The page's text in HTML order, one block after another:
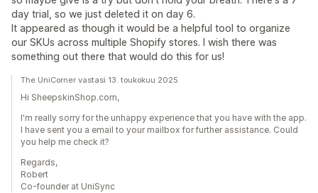
day trial, so we just deleted it on day 6.
It appeared as though it would be a helpful tool to organize
our SKUs across multiple Shopify stores. I wish there was
something out there that would do this for us!
The UniCorner vastasi 13. toukokuu 2025
Hi SheepskinShop.com,
I'm really sorry for the unhappy experience that you have with the app.
I have sent you a email to your mailbox for further assistance. Could
you help me check it?
Regards,
Robert
Co-founder at UniSync